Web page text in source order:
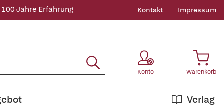
100 Jahre Erfahrung Kontakt Impressum
Konto Warenkorb
Verlag